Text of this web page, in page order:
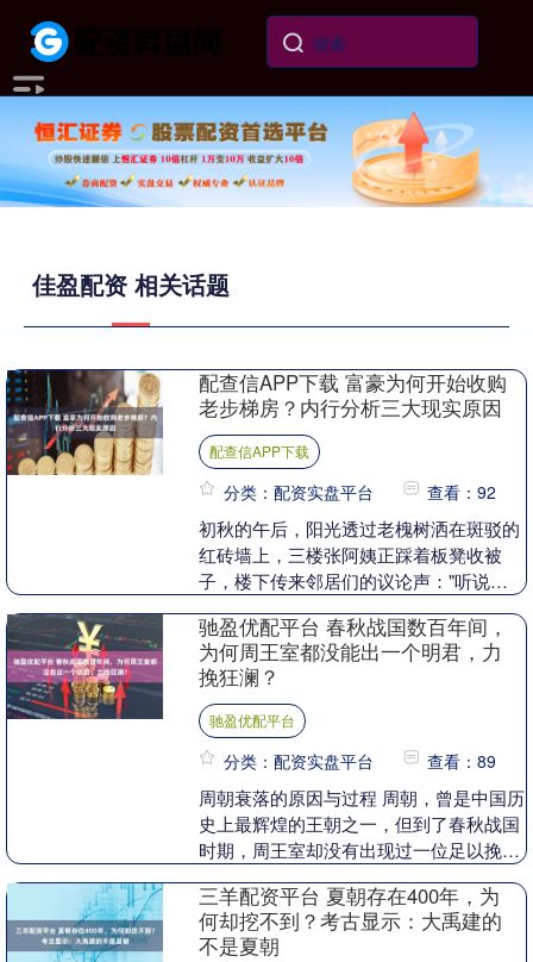
佳盈配资 相关话题
配查信APP下载 富豪为何开始收购
老步梯房？内行分析三大现实原因
配查信APP下载
分类：配资实盘平台 查看：92
初秋的午后，阳光透过老槐树洒在斑驳的
红砖墙上，三楼张阿姨正踩着板凳收被
子，楼下传来邻居们的议论声："听说
没？对门老王家那套没电梯的三楼，昨天
被个戴金表的年轻人全....
驰盈优配平台 春秋战国数百年间，
为何周王室都没能出一个明君，力
挽狂澜？
驰盈优配平台
分类：配资实盘平台 查看：89
周朝衰落的原因与过程 周朝，曾是中国历
史上最辉煌的王朝之一，但到了春秋战国
时期，周王室却没有出现过一位足以挽救
局面的强君。周朝的衰落，与其最初的政
治制度——分封....
三羊配资平台 夏朝存在400年，为
何却挖不到？考古显示：大禹建的
不是夏朝